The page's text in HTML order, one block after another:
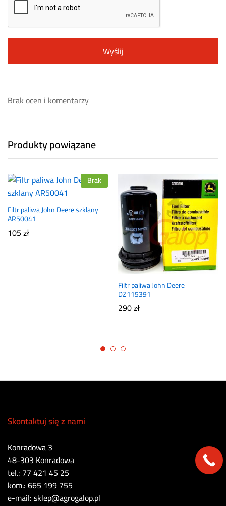
Brak ocen i komentarzy
Produkty powiązane
Brak
Filtr paliwa John Deere szklany
AR50041
105zł
Filtr paliwa John Deere
DZ115391
290zł
Skontaktuj się z nami
Konradowa 3
48-303 Konradowa
tel.: 77 421 45 25
kom.: 665 199 755
e-mail: sklep@agrogalop.pl